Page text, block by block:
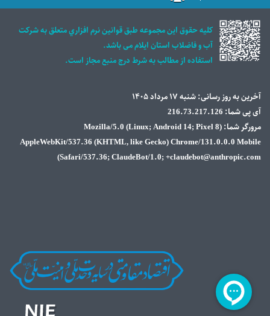
كليه حقوق اين مجموعه طبق قوانين نرم افزاري متعلق به شركت
آب و فاضلاب استان ايلام می باشد.
استفاده از مطالب به شرط درج منبع مجاز است.
آخرین به روز رسانی: شنبه ۱۷ مرداد ۱۴۰۵
آی پی شما: 216.73.217.126
مرورگر شما: Mozilla/5.0 (Linux; Android 14; Pixel 8)
AppleWebKit/537.36 (KHTML, like Gecko) Chrome/131.0.0.0 Mobile
Safari/537.36; ClaudeBot/1.0; +claudebot@anthropic.com)